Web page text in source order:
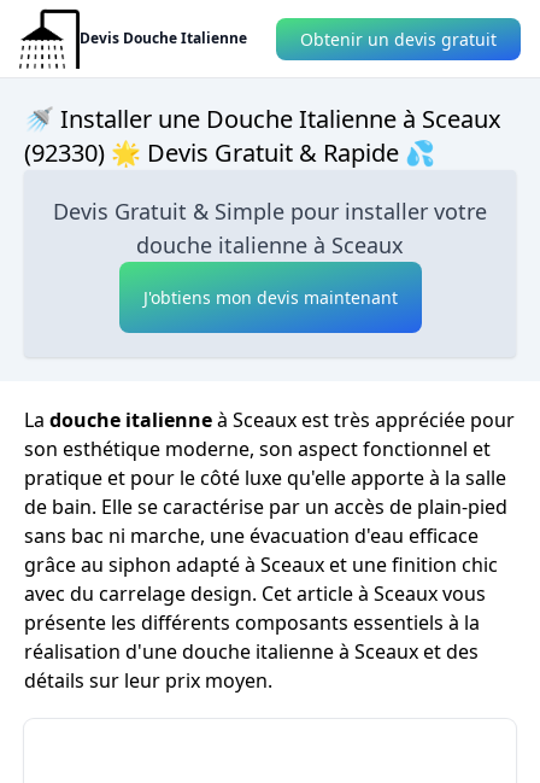
Devis Douche Italienne Obtenir un devis gratuit
🚿 Installer une Douche Italienne à Sceaux
(92330) 🌟 Devis Gratuit & Rapide 💦
Devis Gratuit & Simple pour installer votre
douche italienne à Sceaux
J'obtiens mon devis maintenant
La douche italienneà Sceaux est très appréciée pour
son esthétique moderne, son aspect fonctionnel et
pratique et pour le côté luxe qu'elle apporte à la salle
de bain. Elle se caractérise par un accès de plain-pied
sans bac ni marche, une évacuation d'eau efficace
grâce au siphon adapté à Sceaux et une finition chic
avec du carrelage design. Cet article à Sceaux vous
présente les différents composants essentiels à la
réalisation d'une douche italienne à Sceaux et des
détails sur leur prix moyen.